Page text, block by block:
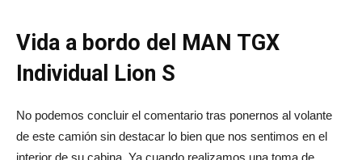
Vida a bordo del MAN TGX
Individual Lion S
No podemos concluir el comentario tras ponernos al volante
de este camión sin destacar lo bien que nos sentimos en el
interior de su cabina. Ya cuando realizamos una toma de